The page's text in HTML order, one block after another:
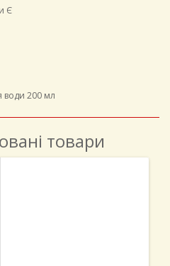
Є
води 200 мл
товари
Лаванди,
10 мл